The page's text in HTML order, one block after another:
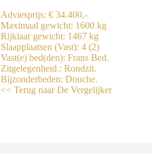
Adviesprijs: € 34.400,-
Maximaal gewicht: 1600 kg
Rijklaar gewicht: 1467 kg
Slaapplaatsen (Vast): 4 (2)
Vast(e) bed(den): Frans Bed.
Zitgelegenheid.: Rondzit.
Bijzonderheden: Douche.
<< Terug naar De Vergelijker